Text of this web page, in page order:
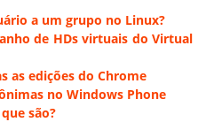
a um grupo no Linux?
de HDs virtuais do Virtual
as edições do Chrome
no Windows Phone
são?